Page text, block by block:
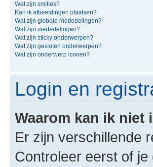
Wat zijn smilies?
Kan ik afbeeldingen plaatsen?
Wat zijn globale mededelingen?
Wat zijn mededelingen?
Wat zijn sticky onderwerpen?
Wat zijn gesloten onderwerpen?
Wat zijn onderwerp iconen?
Login en
Waarom kan ik niet
Er zijn verschillende
Controleer eerst of